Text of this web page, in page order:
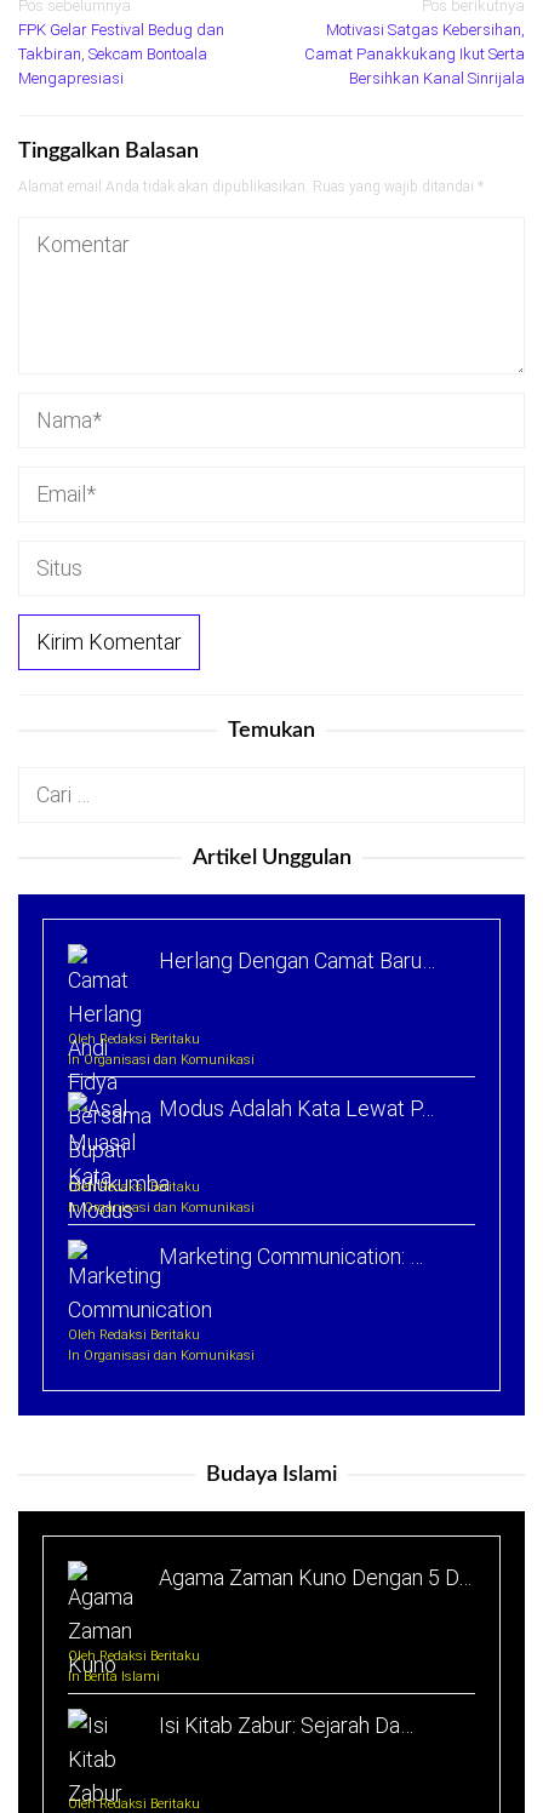
Navigasi
pos
Pos sebelumnya
FPK Gelar Festival Bedug dan
Takbiran, Sekcam Bontoala
Mengapresiasi
Pos berikutnya
Motivasi Satgas Kebersihan,
Camat Panakkukang Ikut Serta
Bersihkan Kanal Sinrijala
Tinggalkan Balasan
Alamat email Anda tidak akan dipublikasikan. Ruas yang wajib ditandai *
Temukan
Cari
Artikel Unggulan
Herlang Dengan Camat Baru…
Oleh Redaksi Beritaku
In Organisasi dan Komunikasi
Modus Adalah Kata Lewat P…
Oleh Redaksi Beritaku
In Organisasi dan Komunikasi
Marketing Communication: …
Oleh Redaksi Beritaku
In Organisasi dan Komunikasi
Budaya Islami
Agama Zaman Kuno Dengan 5 D…
Oleh Redaksi Beritaku
In Berita Islami
Isi Kitab Zabur: Sejarah Da…
Oleh Redaksi Beritaku